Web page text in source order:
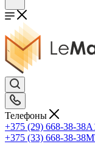
Телефоны
+375 (29) 668-38-38
+375 (33) 668-38-38